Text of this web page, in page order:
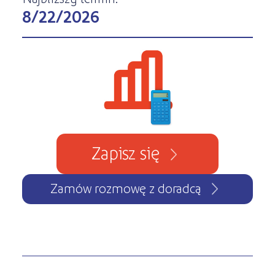
8/22/2026
Zapisz się
Zamów rozmowę z doradcą